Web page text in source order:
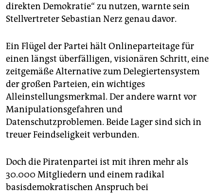
direkten Demokratie“ zu nutzen, warnte sein
Stellvertreter Sebastian Nerz genau davor.
Ein Flügel der Partei hält Onlineparteitage für
einen längst überfälligen, visionären Schritt, eine
zeitgemäße Alternative zum Delegiertensystem
der großen Parteien, ein wichtiges
Alleinstellungsmerkmal. Der andere warnt vor
Manipulationsgefahren und
Datenschutzproblemen. Beide Lager sind sich in
treuer Feindseligkeit verbunden.
Doch die Piratenpartei ist mit ihren mehr als
30.000 Mitgliedern und einem radikal
basisdemokratischen Anspruch bei